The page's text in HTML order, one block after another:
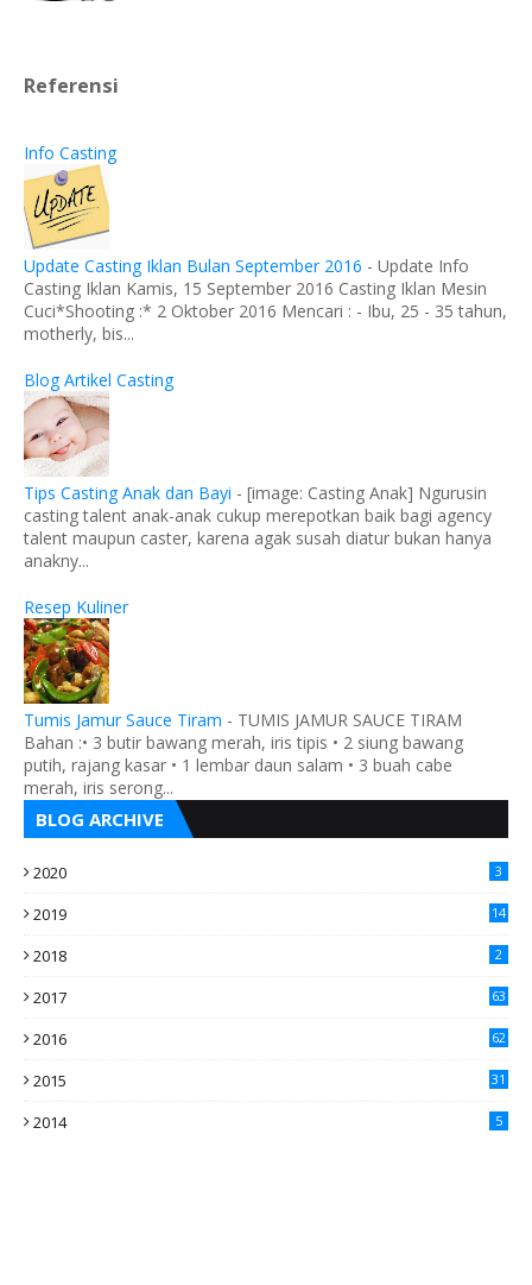
Referensi
Info Casting
Update Casting Iklan Bulan September 2016 - Update Info
Casting Iklan Kamis, 15 September 2016 Casting Iklan Mesin
Cuci*Shooting :* 2 Oktober 2016 Mencari : - Ibu, 25 - 35 tahun,
motherly, bis...
Blog Artikel Casting
Tips Casting Anak dan Bayi - [image: Casting Anak] Ngurusin
casting talent anak-anak cukup merepotkan baik bagi agency
talent maupun caster, karena agak susah diatur bukan hanya
anakny...
Resep Kuliner
Tumis Jamur Sauce Tiram - TUMIS JAMUR SAUCE TIRAM
Bahan :• 3 butir bawang merah, iris tipis • 2 siung bawang
putih, rajang kasar • 1 lembar daun salam • 3 buah cabe
merah, iris serong...
BLOG ARCHIVE
2020 3
2019 14
2018 2
2017 63
2016
62
2015
31
2014 5